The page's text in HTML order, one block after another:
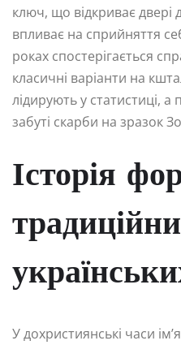
ключ, що відкриває двері
впливає на сприйняття
роках спостерігається
класичні варіанти на
лідирують у статистиці,
забуті скарби на зразок
Історія
У дохристиянські часи